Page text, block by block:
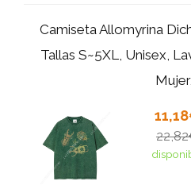
Camiseta Allomyrina
Tallas S~5XL, Unisex,